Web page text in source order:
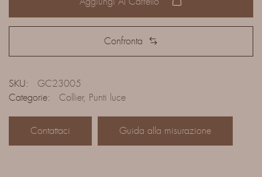
Confronta
SKU:
GC23005
Categorie:
Collier, Punti luce
Contattaci Guida alla misurazione